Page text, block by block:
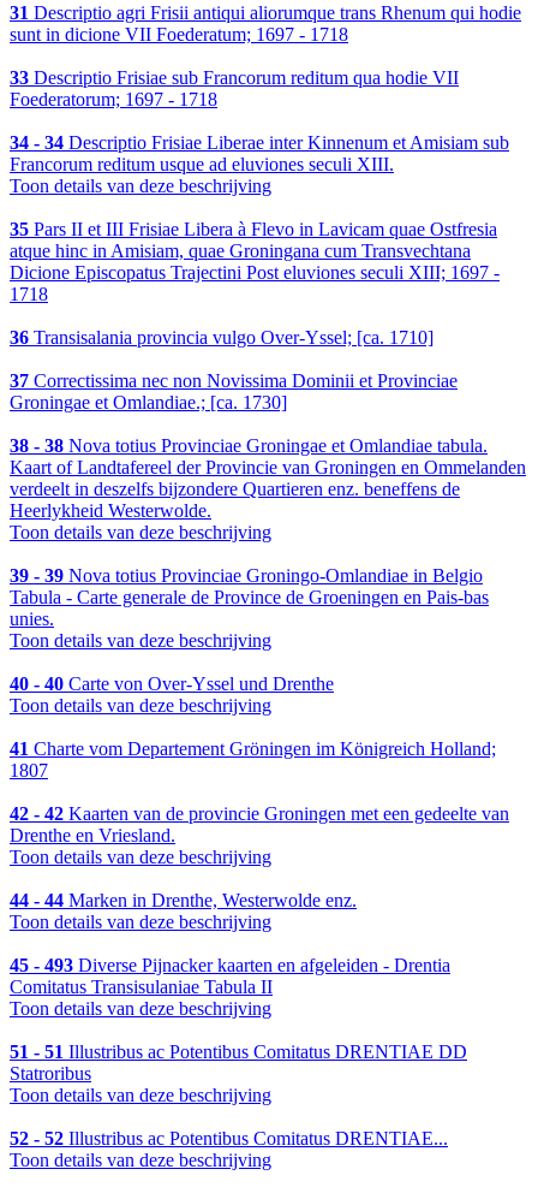
31 Descriptio agri Frisii antiqui aliorumque trans Rhenum qui hodie
sunt in dicione VII Foederatum; 1697 - 1718
33 Descriptio Frisiae sub Francorum reditum qua hodie VII
Foederatorum; 1697 - 1718
34 - 34 Descriptio Frisiae Liberae inter Kinnenum et Amisiam sub
Francorum reditum usque ad eluviones seculi XIII.
Toon details van deze beschrijving
35 Pars II et III Frisiae Libera à Flevo in Lavicam quae Ostfresia
atque hinc in Amisiam, quae Groningana cum Transvechtana
Dicione Episcopatus Trajectini Post eluviones seculi XIII; 1697 -
1718
36 Transisalania provincia vulgo Over-Yssel; [ca. 1710]
37 Correctissima nec non Novissima Dominii et Provinciae
Groningae et Omlandiae.; [ca. 1730]
38 - 38 Nova totius Provinciae Groningae et Omlandiae tabula.
Kaart of Landtafereel der Provincie van Groningen en Ommelanden
verdeelt in deszelfs bijzondere Quartieren enz. beneffens de
Heerlykheid Westerwolde.
Toon details van deze beschrijving
39 - 39 Nova totius Provinciae Groningo-Omlandiae in Belgio
Tabula - Carte generale de Province de Groeningen en Pais-bas
unies.
Toon details van deze beschrijving
40 - 40 Carte von Over-Yssel und Drenthe
Toon details van deze beschrijving
41 Charte vom Departement Gröningen im Königreich Holland;
1807
42 - 42 Kaarten van de provincie Groningen met een gedeelte van
Drenthe en Vriesland.
Toon details van deze beschrijving
44 - 44 Marken in Drenthe, Westerwolde enz.
Toon details van deze beschrijving
45 - 493 Diverse Pijnacker kaarten en afgeleiden - Drentia
Comitatus Transisulaniae Tabula II
Toon details van deze beschrijving
51 - 51 Illustribus ac Potentibus Comitatus DRENTIAE DD
Statroribus
Toon details van deze beschrijving
52 - 52 Illustribus ac Potentibus Comitatus DRENTIAE...
Toon details van deze beschrijving